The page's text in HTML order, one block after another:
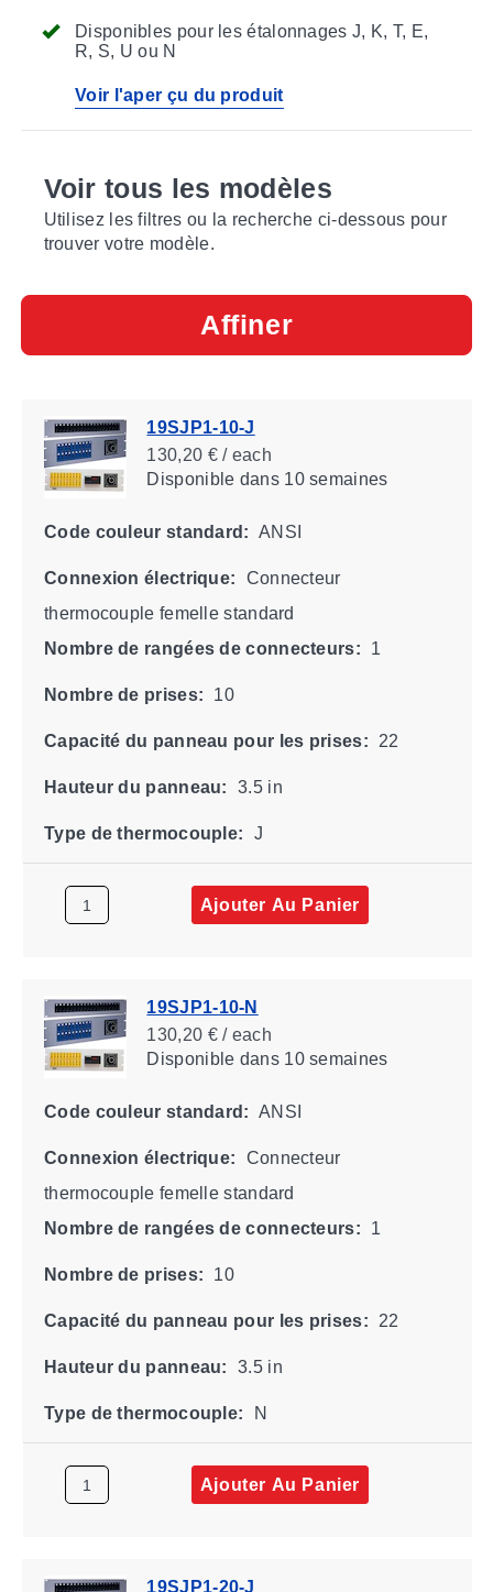
Disponibles pour les étalonnages J, K, T, E,
R, S, U ou N
Voir l'aper çu du produit
Voir tous les modèles
Utilisez les filtres ou la recherche ci-dessous pour
trouver votre modèle.
Affiner
19SJP1-10-J
130,20 € / each
Disponibledans 10 semaines
Code couleur standard: ANSI
Connexion électrique:
Connecteur
thermocouple femelle standard
Nombre de rangées de connecteurs:
1
Nombre de prises: 10
Capacité du panneau pour les prises: 22
Hauteur du panneau: 3.5 in
Type de thermocouple: J
Ajouter Au Panier
19SJP1-10-N
130,20 € / each
Disponibledans 10 semaines
Code couleur standard: ANSI
Connexion électrique:
Connecteur
thermocouple femelle standard
Nombre de rangées de connecteurs:
1
Nombre de prises: 10
Capacité du panneau pour les prises: 22
Hauteur du panneau: 3.5 in
Type de thermocouple: N
Ajouter Au Panier
19SJP1-20-J